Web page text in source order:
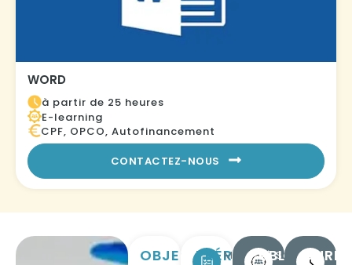
WORD
à partir de 25 heures
E-learning
CPF, OPCO, Autofinancement
CONTACTEZ-NOUS
OBJECTIFSPRÉREQUIS
MaîtriserPUBLIC
SalariésDURÉE
à